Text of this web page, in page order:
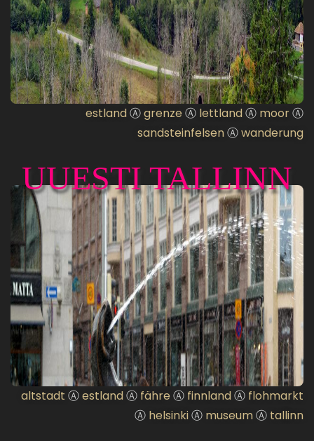
estlandⒶgrenze Ⓐ lettlandⒶ moorⒶ
sandsteinfelsenⒶwanderung
UUESTI TALLINN
altstadt ⒶestlandⒶ fähre Ⓐ finnlandⒶ flohmarkt
Ⓐ helsinkiⒶ museumⒶ tallinn